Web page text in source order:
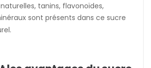
naturelles, tanins, flavonoïdes,
sont présents dans ce sucre